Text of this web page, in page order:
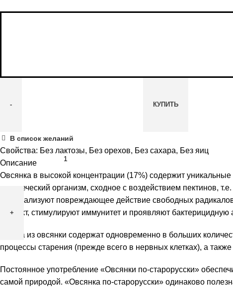
Количество
товара
Каша
Беловодье
овсяная
старорусски,
КУПИТЬ
В список желаний
Свойства: Без лактозы, Без орехов, Без сахара, Без яиц
Описание
Овсянка в высокой концентрации (17%) содержит
человеческий организм, сходное с воздействием
(нейтрализуют повреждающее действие свободных
эффект, стимулируют иммунитет и проявляют
Блюда из овсянки содержат одновременно в больших
процессы старения (прежде всего в нервных клетках), а
Постоянное употребление «Овсянки по-старорусски»
самой природой. «Овсянка по-старорусски» одинаково